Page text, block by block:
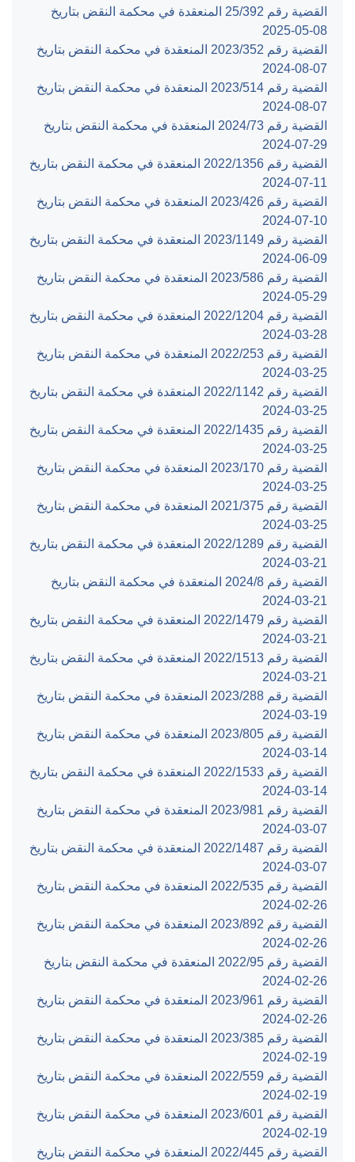
القضية رقم ‎392‏/‎25‏ المنعقدة في محكمة النقض بتاريخ
‎2025-05-08‏
القضية رقم ‎352‏/‎2023‏ المنعقدة في محكمة النقض بتاريخ
‎2024-08-07‏
القضية رقم ‎514‏/‎2023‏ المنعقدة في محكمة النقض بتاريخ
‎2024-08-07‏
القضية رقم ‎73‏/‎2024‏ المنعقدة في محكمة النقض بتاريخ
‎2024-07-29‏
القضية رقم ‎1356‏/‎2022‏ المنعقدة في محكمة النقض بتاريخ
‎2024-07-11‏
القضية رقم ‎426‏/‎2023‏ المنعقدة في محكمة النقض بتاريخ
‎2024-07-10‏
القضية رقم ‎1149‏/‎2023‏ المنعقدة في محكمة النقض بتاريخ
‎2024-06-09‏
القضية رقم ‎586‏/‎2023‏ المنعقدة في محكمة النقض بتاريخ
‎2024-05-29‏
القضية رقم ‎1204‏/‎2022‏ المنعقدة في محكمة النقض بتاريخ
‎2024-03-28‏
القضية رقم ‎253‏/‎2022‏ المنعقدة في محكمة النقض بتاريخ
‎2024-03-25‏
القضية رقم ‎1142‏/‎2022‏ المنعقدة في محكمة النقض بتاريخ
‎2024-03-25‏
القضية رقم ‎1435‏/‎2022‏ المنعقدة في محكمة النقض بتاريخ
‎2024-03-25‏
القضية رقم ‎170‏/‎2023‏ المنعقدة في محكمة النقض بتاريخ
‎2024-03-25‏
القضية رقم ‎375‏/‎2021‏ المنعقدة في محكمة النقض بتاريخ
‎2024-03-25‏
القضية رقم ‎1289‏/‎2022‏ المنعقدة في محكمة النقض بتاريخ
‎2024-03-21‏
القضية رقم ‎8‏/‎2024‏ المنعقدة في محكمة النقض بتاريخ
‎2024-03-21‏
القضية رقم ‎1479‏/‎2022‏ المنعقدة في محكمة النقض بتاريخ
‎2024-03-21‏
القضية رقم ‎1513‏/‎2022‏ المنعقدة في محكمة النقض بتاريخ
‎2024-03-21‏
القضية رقم ‎288‏/‎2023‏ المنعقدة في محكمة النقض بتاريخ
‎2024-03-19‏
القضية رقم ‎805‏/‎2023‏ المنعقدة في محكمة النقض بتاريخ
‎2024-03-14‏
القضية رقم ‎1533‏/‎2022‏ المنعقدة في محكمة النقض بتاريخ
‎2024-03-14‏
القضية رقم ‎981‏/‎2023‏ المنعقدة في محكمة النقض بتاريخ
‎2024-03-07‏
القضية رقم ‎1487‏/‎2022‏ المنعقدة في محكمة النقض بتاريخ
‎2024-03-07‏
القضية رقم ‎535‏/‎2022‏ المنعقدة في محكمة النقض بتاريخ
‎2024-02-26‏
القضية رقم ‎892‏/‎2023‏ المنعقدة في محكمة النقض بتاريخ
‎2024-02-26‏
القضية رقم ‎95‏/‎2022‏ المنعقدة في محكمة النقض بتاريخ
‎2024-02-26‏
القضية رقم ‎961‏/‎2023‏ المنعقدة في محكمة النقض بتاريخ
‎2024-02-26‏
القضية رقم ‎385‏/‎2023‏ المنعقدة في محكمة النقض بتاريخ
‎2024-02-19‏
القضية رقم ‎559‏/‎2022‏ المنعقدة في محكمة النقض بتاريخ
‎2024-02-19‏
القضية رقم ‎601‏/‎2023‏ المنعقدة في محكمة النقض بتاريخ
‎2024-02-19‏
القضية رقم ‎445‏/‎2022‏ المنعقدة في محكمة النقض بتاريخ